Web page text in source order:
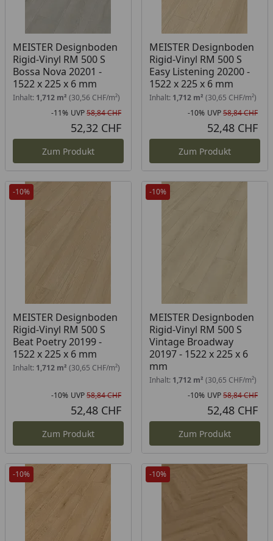
MEISTER Designboden
Rigid-Vinyl RM 500 S
Bossa Nova 20201 -
1522 x 225 x 6 mm
Inhalt: 1,712 m² (30,56 CHF/m²)
Rabatt in Prozent
-11%
Ursprünglicher Preis
UVP58,84 CHF
52,32 CHF
Zum Produkt
MEISTER Designboden
Rigid-Vinyl RM 500 S
Easy Listening 20200 -
1522 x 225 x 6 mm
Inhalt: 1,712 m² (30,65 CHF/m²)
-10% UVP58,84 CHF
52,48 CHF
Zum Produkt
-10%
MEISTER Designboden
Rigid-Vinyl RM 500 S
Beat Poetry 20199 -
1522 x 225 x 6 mm
Inhalt: 1,712 m² (30,65 CHF/m²)
Rabatt in Prozent
-10%
Ursprünglicher Preis
UVP58,84 CHF
52,48 CHF
Zum Produkt
-10%
MEISTER Designboden
Rigid-Vinyl RM 500 S
Vintage Broadway
20197 - 1522 x 225 x 6
mm
Inhalt: 1,712 m² (30,65 CHF/m²)
-10% UVP58,84 CHF
52,48 CHF
Zum Produkt
-10% -10%